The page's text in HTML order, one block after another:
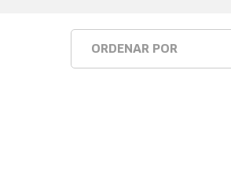
ORDENAR POR